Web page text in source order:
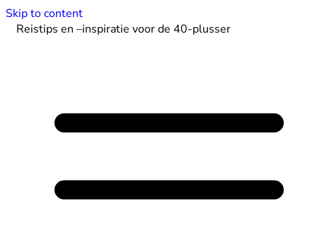
Skip to content
Reistips en –inspiratie voor de 40-plusser